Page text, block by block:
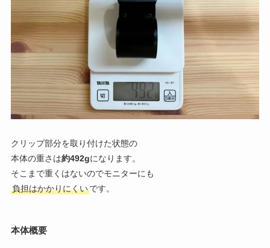
クリップ部分を取り付けた状態の
本体の重さは約492gになります。
そこまで重くはないのでモニターにも
負担はかかりにくいです。
本体概要